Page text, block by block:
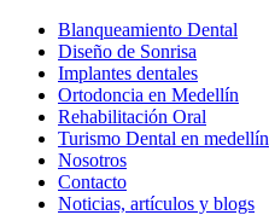
Blanqueamiento Dental
Diseño de Sonrisa
Implantes dentales
Ortodoncia en Medellín
Rehabilitación Oral
Turismo Dental en medellín
Nosotros
Contacto
Noticias, artículos y blogs